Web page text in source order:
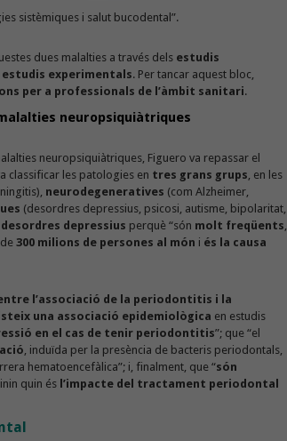
sistèmiques i salut bucodental”.
dues malalties a través dels estudis
estudis experimentals. Per tancar aquest bloc,
per a professionals de l’àmbit sanitari.
neuropsiquiàtriques
neuropsiquiàtriques, Figuero va repassar el
classificar les patologies en tres grans grups, en les
neurodegeneratives (com Alzheimer,
(desordres depressius, psicosi, autisme, bipolaritat,
desordres depressius perquè “són molt freqüents,
300 milions de persones al món i és la causa
l’associació de la periodontitis i la
una associació epidemiològica en estudis
en el cas de tenir periodontitis”; que “el
, induïda per la presència de bacteris periodontals,
hematoencefàlica”; i, finalment, que “són
quin és l’impacte del tractament periodontal